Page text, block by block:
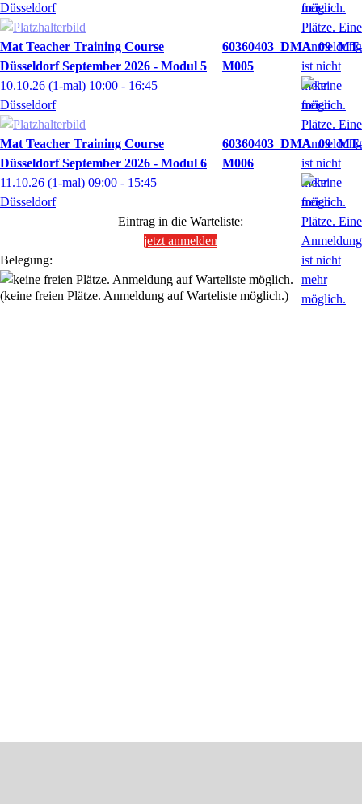
Düsseldorf
Mat Teacher Training Course
Düsseldorf September 2026 - Modul 5
60360403_DMA_09_MT-
M005
10.10.26 (1-mal) 10:00 - 16:45
Düsseldorf
Mat Teacher Training Course
Düsseldorf September 2026 - Modul 6
60360403_DMA_09_MT-
M006
11.10.26 (1-mal) 09:00 - 15:45
Düsseldorf
Eintrag in die Warteliste:
jetzt anmelden
Belegung:
(keine freien Plätze. Anmeldung auf Warteliste möglich.)